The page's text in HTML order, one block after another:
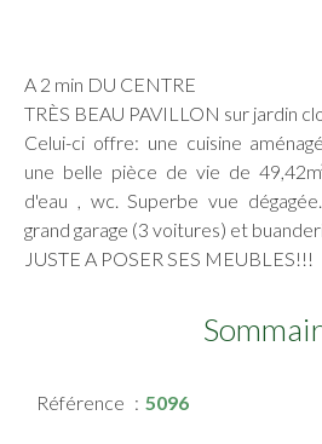
A 2 min DU CENTRE
TRÈS BEAU PAVILLON sur jardin
Celui-ci offre: une cuisine
une belle pièce de vie de
d'eau , wc. Superbe vue
grand garage (3 voitures) et
JUSTE A POSER SES MEUBLES!!!
Référence 5096